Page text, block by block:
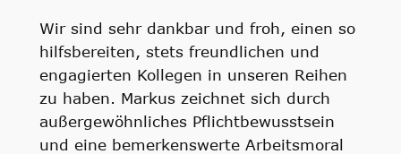
Wir sind sehr dankbar und froh, einen so
hilfsbereiten, stets freundlichen und
engagierten Kollegen in unseren Reihen
zu haben. Markus zeichnet sich durch
außergewöhnliches Pflichtbewusstsein
und eine bemerkenswerte Arbeitsmoral